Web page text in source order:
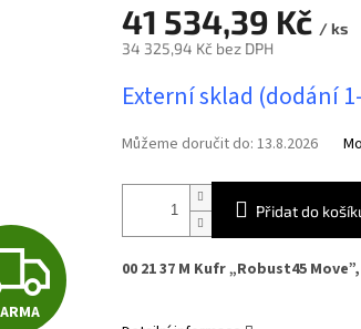
Z
41 534,39 Kč / ks
34 325,94 Kč bez DPH
cena:
Externí sklad (dodání
Můžeme doručit do: 13.8.2026
Přidat do
00 21 37 M Kufr „Robust45